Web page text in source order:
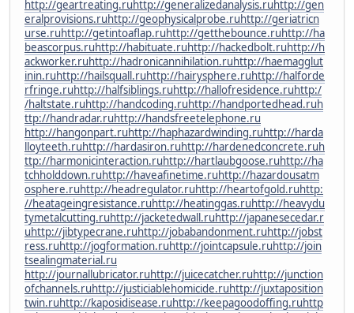
http://geartreating.ruhttp://generalizedanalysis.ruhttp://gen
eralprovisions.ruhttp://geophysicalprobe.ruhttp://geriatricn
urse.ruhttp://getintoaflap.ruhttp://getthebounce.ruhttp://ha
beascorpus.ruhttp://habituate.ruhttp://hackedbolt.ruhttp://h
ackworker.ruhttp://hadronicannihilation.ruhttp://haemagglut
inin.ruhttp://hailsquall.ruhttp://hairysphere.ruhttp://halforde
rfringe.ruhttp://halfsiblings.ruhttp://hallofresidence.ruhttp:/
/haltstate.ruhttp://handcoding.ruhttp://handportedhead.ruh
ttp://handradar.ruhttp://handsfreetelephone.ru
http://hangonpart.ruhttp://haphazardwinding.ruhttp://harda
lloyteeth.ruhttp://hardasiron.ruhttp://hardenedconcrete.ruh
ttp://harmonicinteraction.ruhttp://hartlaubgoose.ruhttp://ha
tchholddown.ruhttp://haveafinetime.ruhttp://hazardousatm
osphere.ruhttp://headregulator.ruhttp://heartofgold.ruhttp:
//heatageingresistance.ruhttp://heatinggas.ruhttp://heavydu
tymetalcutting.ruhttp://jacketedwall.ruhttp://japanesecedar.r
uhttp://jibtypecrane.ruhttp://jobabandonment.ruhttp://jobst
ress.ruhttp://jogformation.ruhttp://jointcapsule.ruhttp://join
tsealingmaterial.ru
http://journallubricator.ruhttp://juicecatcher.ruhttp://junction
ofchannels.ruhttp://justiciablehomicide.ruhttp://juxtaposition
twin.ruhttp://kaposidisease.ruhttp://keepagoodoffing.ruhttp